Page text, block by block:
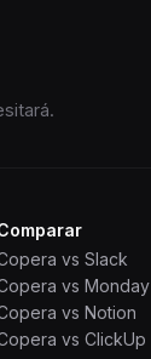
vs Slack
vs Monday
vs Notion
vs ClickUp